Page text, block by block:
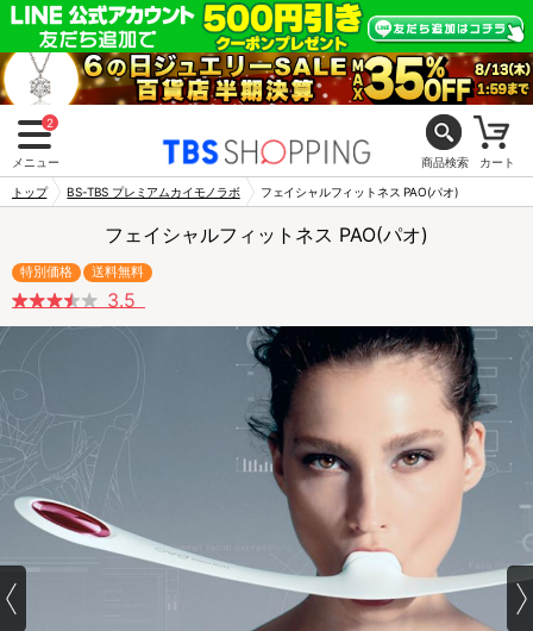
2
メニュー 商品検索 カート
トップ BS-TBS プレミアムカイモノラボ フェイシャルフィットネス PAO(パオ)
フェイシャルフィットネス PAO(パオ)
特別価格 送料無料
3.5